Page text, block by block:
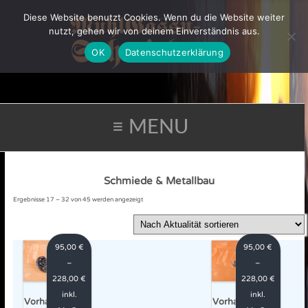
≡ MENU
Schmiede & Metallbau
Ergebnisse 17 – 32 von 45 werden angezeigtNach
Aktualität
Vorhangstang
95,00 €
–
228,00€
inkl.
Vorhangstang
95,00€
–
228,00 €
inkl.
Diese Website benutzt Cookies. Wenn du die Website weiter
nutzt, gehen wir von deinem Einverständnis aus.
OK
Datenschutzerklärung